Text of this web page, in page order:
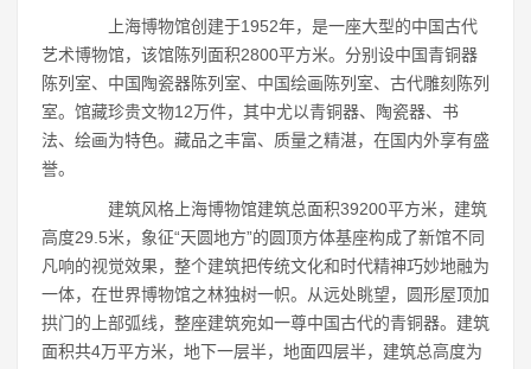
上海博物馆创建于1952年，是一座大型的中国古代
艺术博物馆，该馆陈列面积2800平方米。分别设中国青铜器
陈列室、中国陶瓷器陈列室、中国绘画陈列室、古代雕刻陈列
室。馆藏珍贵文物12万件，其中尤以青铜器、陶瓷器、书
法、绘画为特色。藏品之丰富、质量之精湛，在国内外享有盛
誉。
建筑风格上海博物馆建筑总面积39200平方米，建筑
高度29.5米，象征“天圆地方”的圆顶方体基座构成了新馆不同
凡响的视觉效果，整个建筑把传统文化和时代精神巧妙地融为
一体，在世界博物馆之林独树一帜。从远处眺望，圆形屋顶加
拱门的上部弧线，整座建筑宛如一尊中国古代的青铜器。建筑
面积共4万平方米，地下一层半，地面四层半，建筑总高度为